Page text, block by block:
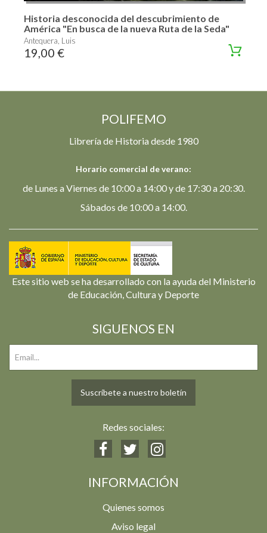
Historia desconocida del descubrimiento de
América "En busca de la nueva Ruta de la Seda"
Antequera, Luis
19,00 €
POLIFEMO
Librería de Historia desde 1980
Horario comercial de verano:
de Lunes a Viernes de 10:00 a 14:00 y de 17:30 a 20:30.
Sábados de 10:00 a 14:00.
Este sitio web se ha desarrollado con la ayuda del Ministerio
de Educación, Cultura y Deporte
SIGUENOS EN
Suscríbete a nuestro boletín
Redes sociales:
INFORMACIÓN
Quienes somos
Aviso legal